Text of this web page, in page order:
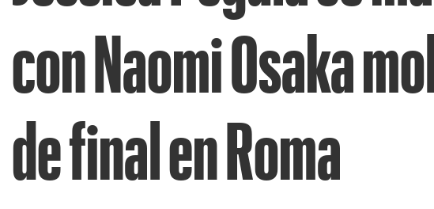
con Naomi Osaka
de final en Roma